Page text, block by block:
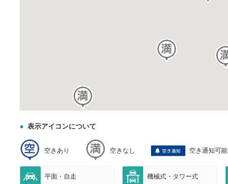
表示アイコンについて
空きあり 空きなし 空き通知可能
平面・自走 機械式・タワー式